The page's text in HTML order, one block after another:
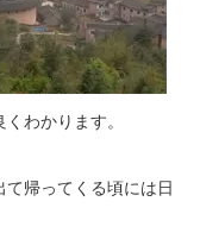
わかります。
帰ってくる頃には日